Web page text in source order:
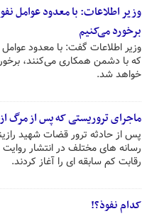
وزیر اطلاعات: با معدود عوامل
برخورد می‌کنیم
وزیر اطلاعات گفت: با معدود
که با دشمن همکاری می‌کنند،
خواهد شد.
ماجرای تروریستی که پس از مرگ
پس از حادثه ترور قضات شهید
رسانه های مختلف در انتشار
رقابت کم سابقه ای را آغاز کردند.
کدام نفوذ؟!